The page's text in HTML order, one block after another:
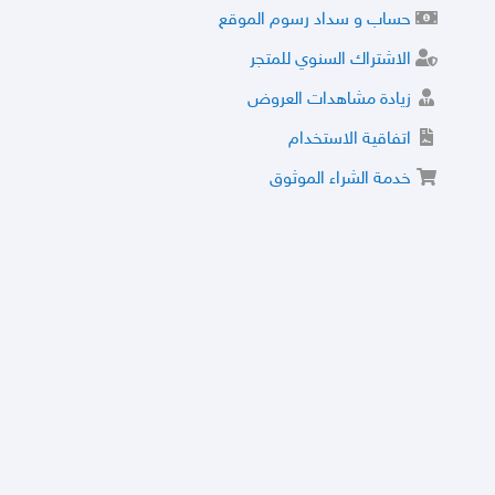
حساب و سداد رسوم الموقع
الاشتراك السنوي للمتجر
زيادة مشاهدات العروض
اتفاقية الاستخدام
خدمة الشراء الموثوق